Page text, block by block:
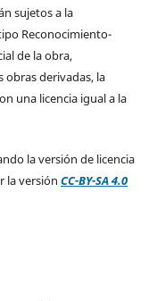
sujetos a la
Reconocimiento-
de la obra,
obras derivadas, la
una licencia igual a la
la versión de licencia
la versión CC-BY-SA 4.0